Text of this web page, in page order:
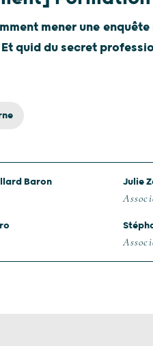
mener une
quid du secret
Baron Julie